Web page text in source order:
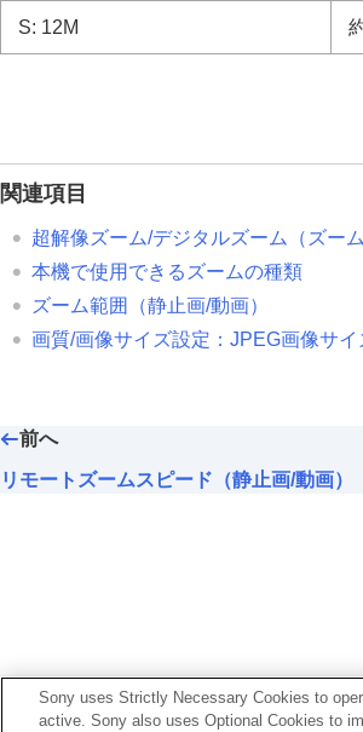
本機で使用できる
フラッシュを使う
手ブレを補正する
レンズ補正（静止画/動
ノイズリダクション
TC/UB設定
スマートフォンでできること
パソコンでできること
S: 12M
関連項目
超解像ズーム/デジタルズーム（ズーム
本機で使用できるズームの種類
ズーム範囲
（静止画/動画）
画質/画像サイズ設定 ： JPEG画像サイ
前へ
リモートズームスピード（静止画/動画）
お使いのカメラの本体ソフトウェ
Sony uses Strictly Necessary Cookies to
active. Sony also uses Optional Cookies to